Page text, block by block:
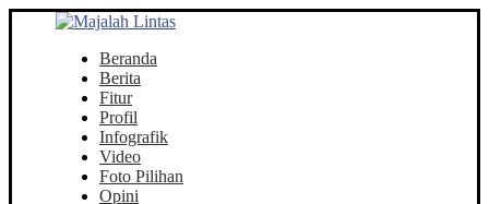
Beranda
Berita
Fitur
Profil
Infografik
Video
Foto Pilihan
Opini